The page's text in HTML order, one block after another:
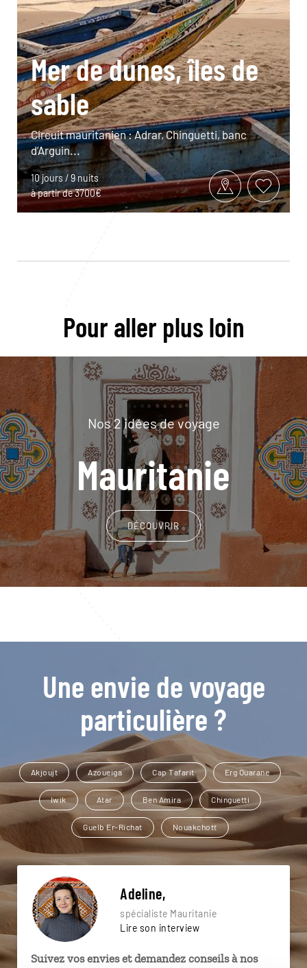
Mer de dunes, îles de
sable
Circuit mauritanien : Adrar, Chinguetti, banc
d’Arguin...
10 jours / 9 nuits
à partir de 3700€
Pour aller plus loin
Nos 2 idées de voyage
Mauritanie
DÉCOUVRIR
Une envie de voyage
particulière ?
Akjoujt Azoueiga Cap Tafarit Erg Ouarane
Iwik Atar Ben Amira Chinguetti
Guelb Er-Richat Nouakchott
Adeline,
spécialiste Mauritanie
Lire son interview
Suivez vos envies et demandez conseils à nos